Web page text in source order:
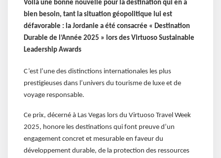
Voilà une bonne nouvelle pour la destination qui en a
bien besoin, tant la situation géopolitique lui est
défavorable : la Jordanie a été consacrée « Destination
Durable de l’Année 2025 » lors des Virtuoso Sustainable
Leadership Awards
C’est l’une des distinctions internationales les plus
prestigieuses dans l’univers du tourisme de luxe et de
voyage responsable.
Ce prix, décerné à Las Vegas lors du Virtuoso Travel Week
2025, honore les destinations qui font preuve d’un
engagement concret et mesurable en faveur du
développement durable, de la protection des ressources